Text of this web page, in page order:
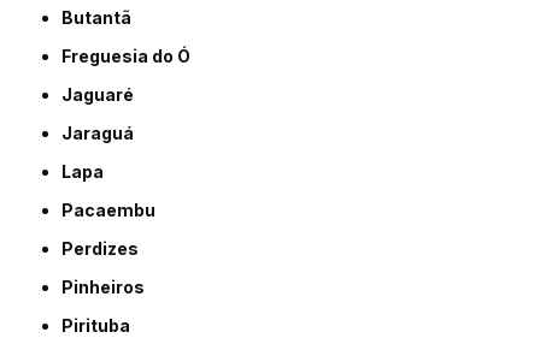
Butantã
Freguesia do Ó
Jaguaré
Jaraguá
Lapa
Pacaembu
Perdizes
Pinheiros
Pirituba